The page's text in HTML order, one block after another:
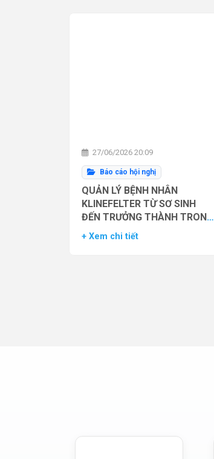
27/06/2026 20:09
Báo cáo hội nghị
QUẢN LÝ BỆNH NHÂN
KLINEFELTER TỪ SƠ SINH
ĐẾN TRƯỞNG THÀNH TRONG
THỰC HÀNH HỖ TRỢ SINH
+ Xem chi tiết